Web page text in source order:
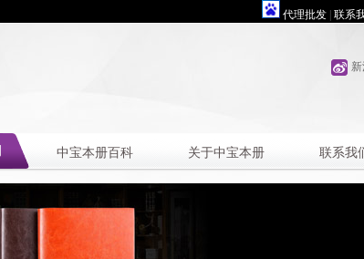
代理批发 联系
中宝本册百科 关于中宝本册 联系我